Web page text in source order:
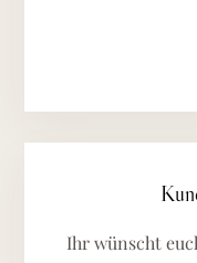
Ihr wünscht